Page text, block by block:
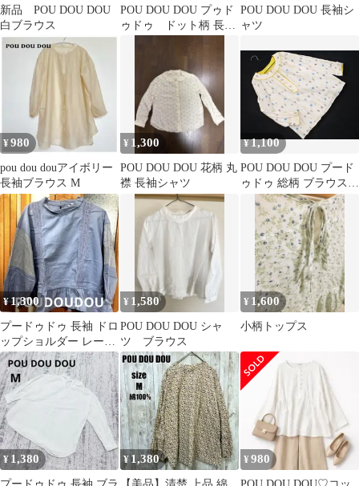
新品 POU DOU DOU
白ブラウス
POU DOU DOU プゥド
ゥドゥ ドット柄 長袖
POU DOU DOU 長袖シ
ャツ
¥980
pou dou douアイボリー
長袖ブラウス M
¥ 1,300
POU DOU DOU 花柄 丸
襟 長袖シャツ
¥1,100
POU DOU DOU プード
ゥドゥ 総柄 ブラウス
シャツ sizeM/白 ■◇ レ
ディース
¥1,300
プードゥドゥ 長袖 ドロ
ップショルダー レース
ギャザー ブラウス ブル
ー 青
¥ 1,580
POU DOU DOU シャ
ツ ブラウス
¥ 1,600
小柄トップス
¥ 1,380 ¥1,380 ¥980